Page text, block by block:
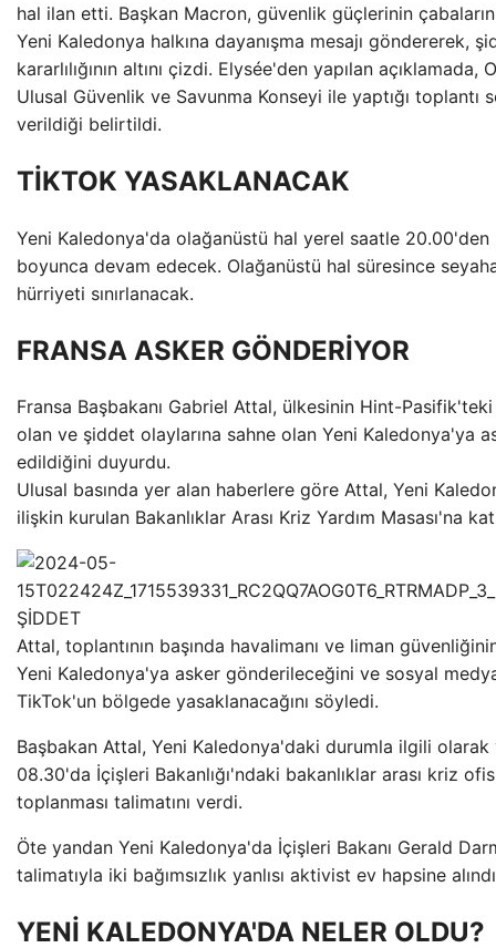
hal ilan etti. Başkan Macron, güvenlik güçlerinin
Yeni Kaledonya halkına dayanışma mesajı göndererek,
kararlılığının altını çizdi. Elysée'den yapılan açıklamada,
Ulusal Güvenlik ve Savunma Konseyi ile yaptığı toplantı
verildiği belirtildi.
TİKTOK YASAKLANACAK
Yeni Kaledonya'da olağanüstü hal yerel saatle 20.00'den
boyunca devam edecek. Olağanüstü hal süresince
hürriyeti sınırlanacak.
FRANSA ASKER GÖNDERİYOR
Fransa Başbakanı Gabriel Attal, ülkesinin Hint-
olan ve şiddet olaylarına sahne olan Yeni Kaledonya'ya
edildiğini duyurdu.
Ulusal basında yer alan haberlere göre Attal, Yeni
ilişkin kurulan Bakanlıklar Arası Kriz Yardım Masası'na
Attal, toplantının başında havalimanı ve liman
Yeni Kaledonya'ya asker gönderileceğini ve sosyal
TikTok'un bölgede yasaklanacağını söyledi.
Başbakan Attal, Yeni Kaledonya'daki durumla ilgili olarak
08.30'da İçişleri Bakanlığı'ndaki bakanlıklar arası kriz
toplanması talimatını verdi.
Öte yandan Yeni Kaledonya'da İçişleri Bakanı Gerald
talimatıyla iki bağımsızlık yanlısı aktivist ev hapsine
YENİ KALEDONYA'DA NELER OLDU?